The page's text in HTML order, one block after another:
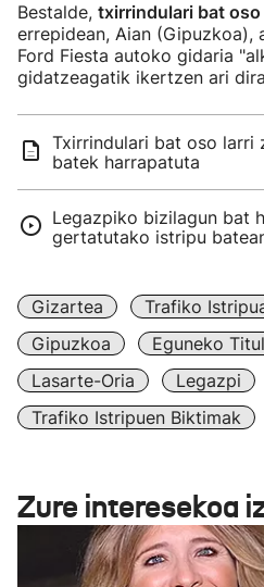
Bestalde, txirrindulari bat oso
errepidean, Aian (Gipuzkoa),
Ford Fiesta autoko gidaria
gidatzeagatik ikertzen ari
Txirrindulari bat oso larri
batek harrapatuta
Legazpiko bizilagun bat
gertatutako istripu
Gizartea Trafiko
Gipuzkoa
Eguneko
Lasarte-Oria
Legazpi
Trafiko Istripuen Biktimak
Zure interesekoa